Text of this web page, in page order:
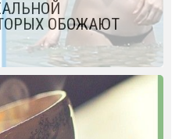
ОБОЖАЮТ